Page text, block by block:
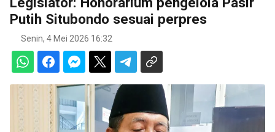
Putih Situbondo sesuai perpres
Senin, 4 Mei 2026 16:32